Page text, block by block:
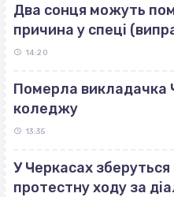
Два сонця можуть
причина у спеці
14:20
Померла викладачка
коледжу
13:35
У Черкасах зберуться
протестну ходу за